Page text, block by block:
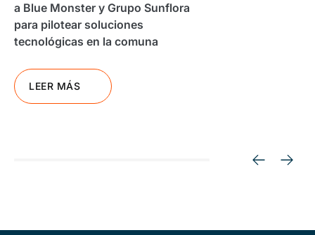
a Blue Monster y Grupo Sunflora
para pilotear soluciones
tecnológicas en la comuna
LEER MÁS